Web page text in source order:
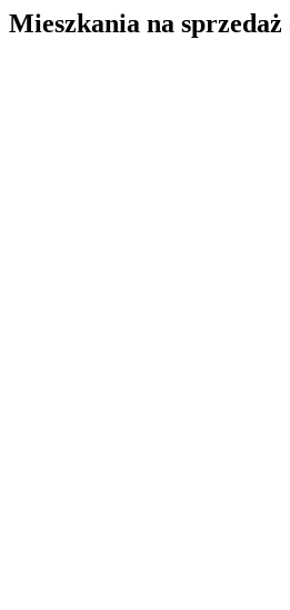
Mieszkania na